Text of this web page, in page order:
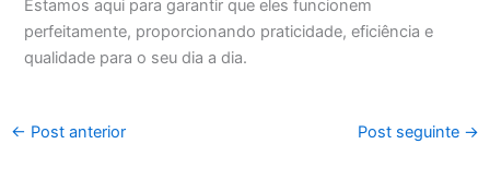
Estamos aqui para garantir que eles funcionem
perfeitamente, proporcionando praticidade, eficiência e
qualidade para o seu dia a dia.
← Post anterior Post seguinte →